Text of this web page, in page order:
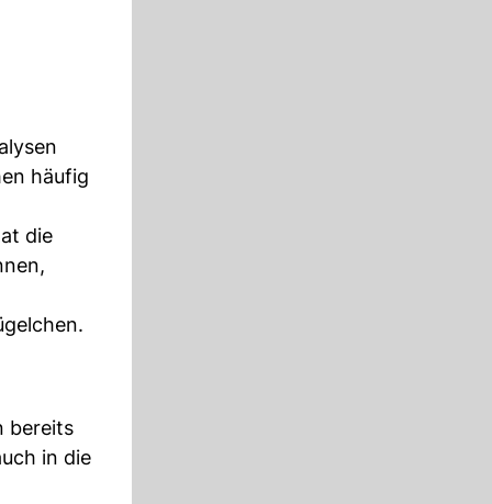
häufig
die
bereits
in die